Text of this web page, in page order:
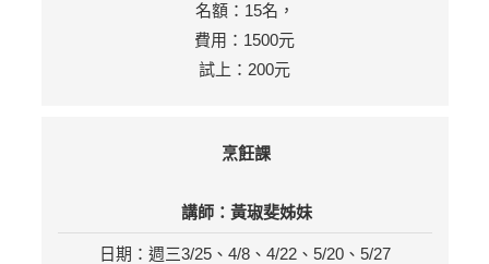
名額：15名，
費用：1500元
試上：200元
烹飪課
講師：黃琡斐姊妹
日期：週三3/25、4/8、4/22、5/20、5/27